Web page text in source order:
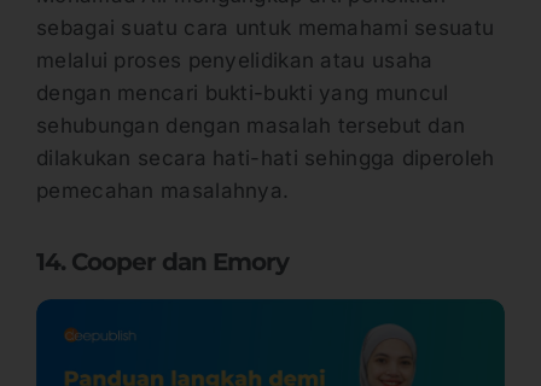
sebagai suatu cara untuk memahami sesuatu
melalui proses penyelidikan atau usaha
dengan mencari bukti-bukti yang muncul
sehubungan dengan masalah tersebut dan
dilakukan secara hati-hati sehingga diperoleh
pemecahan masalahnya.
14. Cooper dan Emory